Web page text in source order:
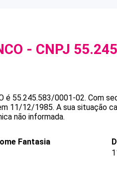
- CNPJ
é 55.245.583/0001-02. Com
11/12/1985. A sua situação
não informada.
Fantasia